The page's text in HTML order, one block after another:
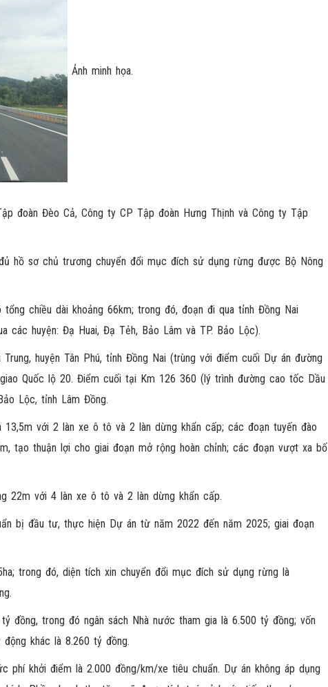
Ảnh minh họa.
đoàn Đèo Cả, Công ty CP Tập đoàn Hưng Thịnh và Công ty Tập
hồ sơ chủ trương chuyển đổi mục đích sử dụng rừng được Bộ Nông
chiều dài khoảng 66km; trong đó, đoạn đi qua tỉnh Đồng Nai
các huyện: Đạ Huai, Đạ Tẻh, Bảo Lâm và TP. Bảo Lộc).
huyện Tân Phú, tỉnh Đồng Nai (trùng với điểm cuối Dự án đường
Quốc lộ 20. Điểm cuối tại Km 126 360 (lý trình đường cao tốc Dầu
Lộc, tỉnh Lâm Đồng.
với 2 làn xe ô tô và 2 làn dừng khẩn cấp; các đoạn tuyến đào
tạo thuận lợi cho giai đoạn mở rộng hoàn chỉnh; các đoạn vượt xa bố
22m với 4 làn xe ô tô và 2 làn dừng khẩn cấp.
bị đầu tư, thực hiện Dự án từ năm 2022 đến năm 2025; giai đoạn
trong đó, diện tích xin chuyển đổi mục đích sử dụng rừng là
đồng, trong đó ngân sách Nhà nước tham gia là 6.500 tỷ đồng; vốn
khác là 8.260 tỷ đồng.
phí khởi điểm là 2.000 đồng/km/xe tiêu chuẩn. Dự án không áp dụng